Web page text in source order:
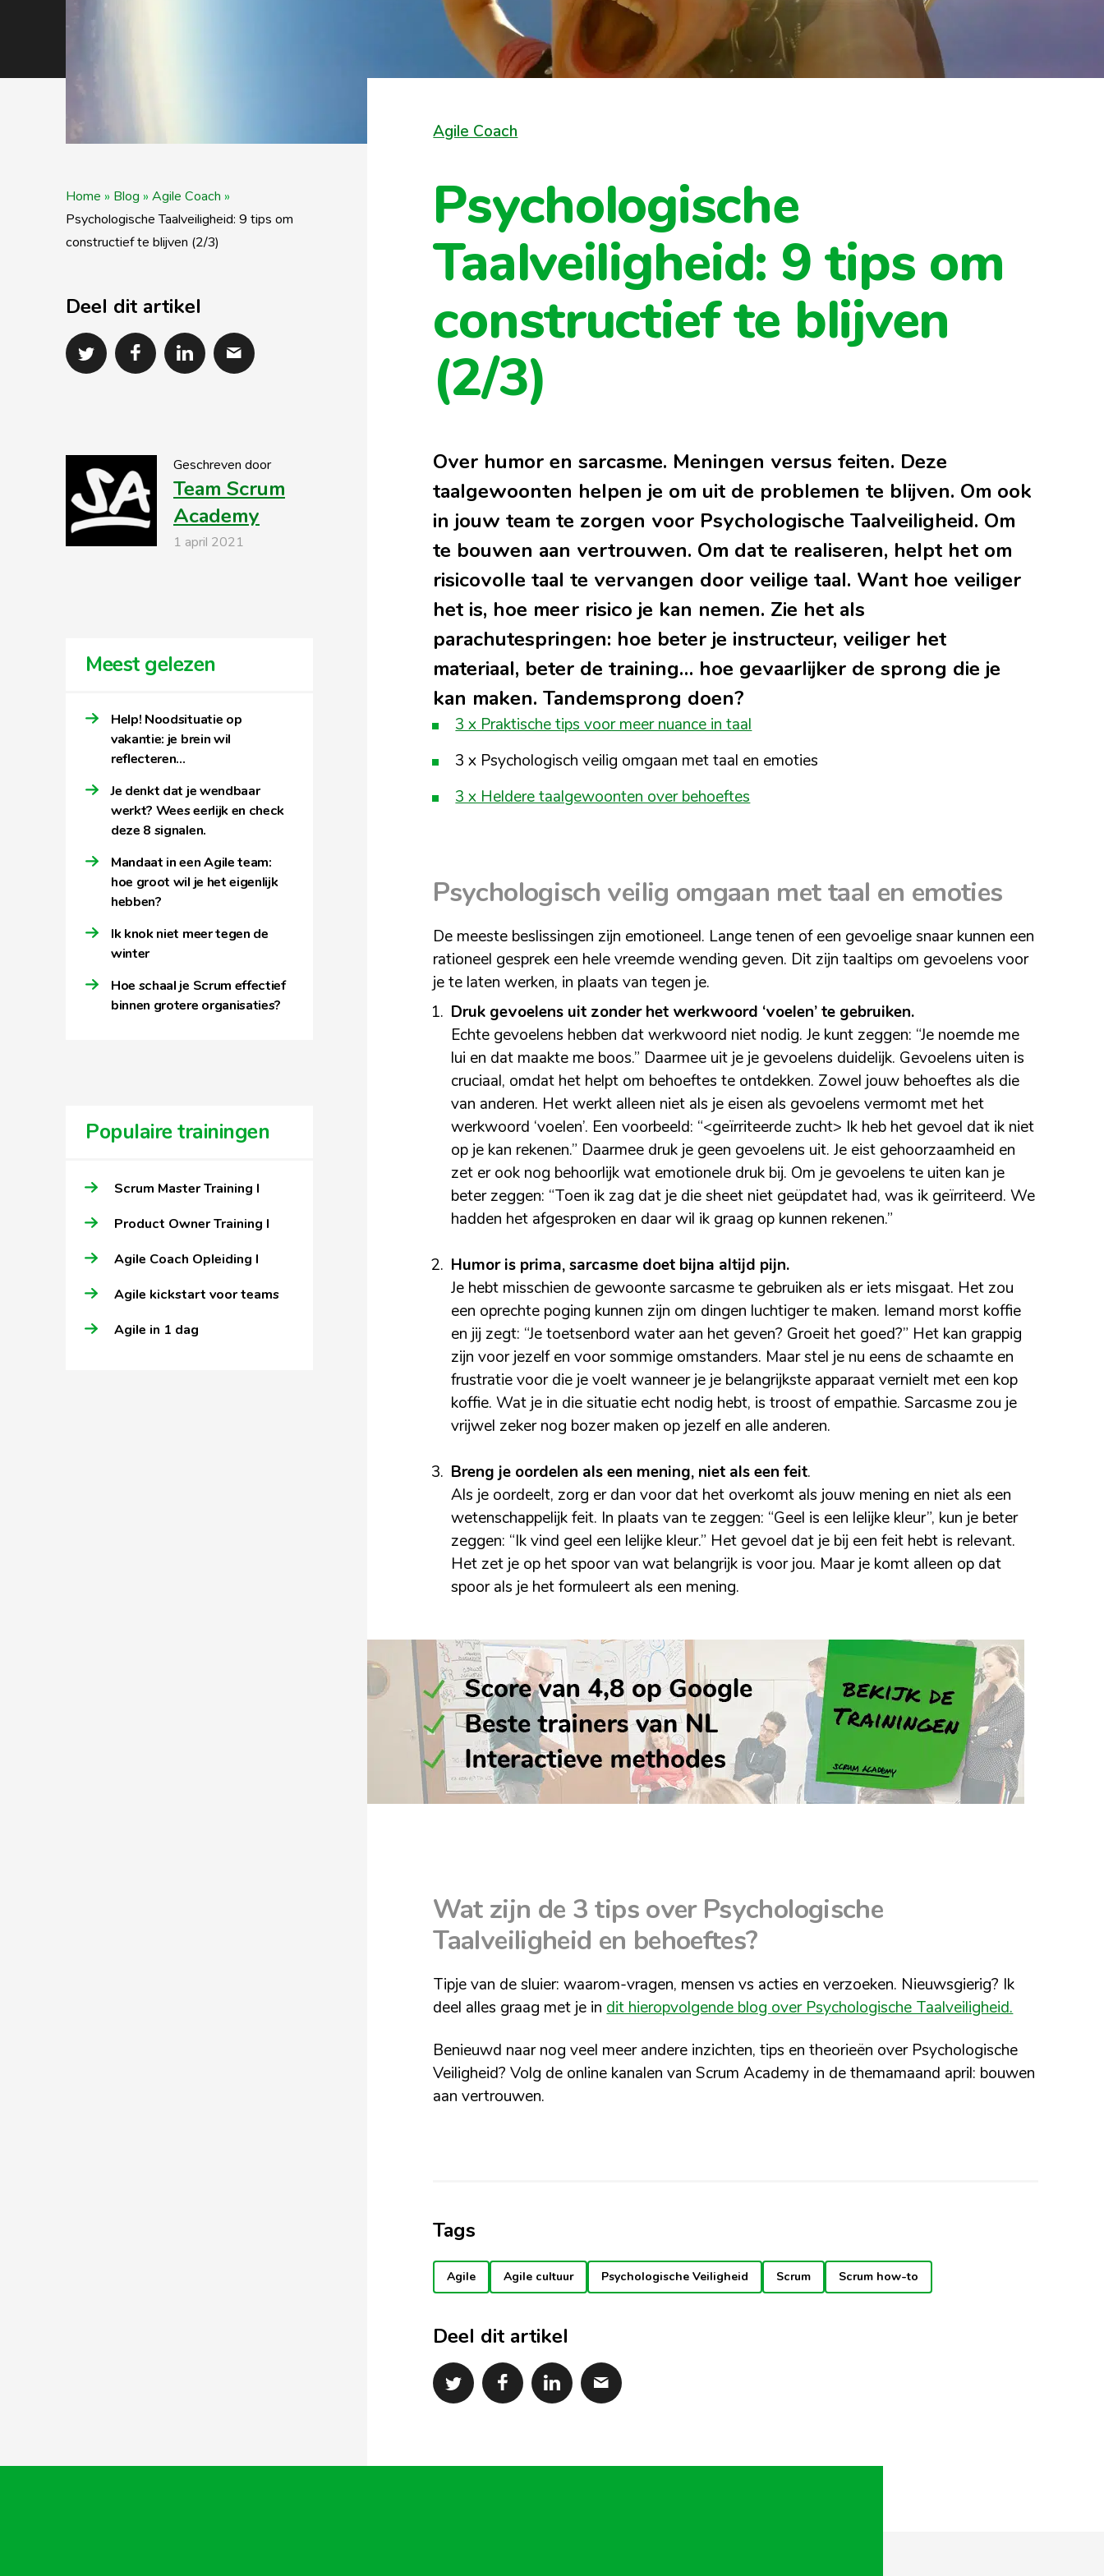
Agile Coach
Psychologische
Taalveiligheid: 9 tips om
constructief te blijven
(2/3)
Over humor en sarcasme. Meningen versus feiten. Deze
taalgewoonten helpen je om uit de problemen te blijven. Om ook
in jouw team te zorgen voor Psychologische Taalveiligheid. Om
te bouwen aan vertrouwen. Om dat te realiseren, helpt het om
risicovolle taal te vervangen door veilige taal. Want hoe veiliger
het is, hoe meer risico je kan nemen. Zie het als
parachutespringen: hoe beter je instructeur, veiliger het
materiaal, beter de training… hoe gevaarlijker de sprong die je
kan maken. Tandemsprong doen?
3 x Praktische tips voor meer nuance in taal
3 x Psychologisch veilig omgaan met taal en emoties
3 x Heldere taalgewoonten over behoeftes
Psychologisch veilig omgaan met taal en emoties
De meeste beslissingen zijn emotioneel. Lange tenen of een gevoelige snaar kunnen een
rationeel gesprek een hele vreemde wending geven. Dit zijn taaltips om gevoelens voor
je te laten werken, in plaats van tegen je.
Druk gevoelens uit zonder het werkwoord ‘voelen’ te gebruiken.
Echte gevoelens hebben dat werkwoord niet nodig. Je kunt zeggen: “Je noemde me
lui en dat maakte me boos.” Daarmee uit je je gevoelens duidelijk. Gevoelens uiten is
cruciaal, omdat het helpt om behoeftes te ontdekken. Zowel jouw behoeftes als die
van anderen. Het werkt alleen niet als je eisen als gevoelens vermomt met het
werkwoord ‘voelen’. Een voorbeeld: “<geïrriteerde zucht> Ik heb het gevoel dat ik niet
op je kan rekenen.” Daarmee druk je geen gevoelens uit. Je eist gehoorzaamheid en
zet er ook nog behoorlijk wat emotionele druk bij. Om je gevoelens te uiten kan je
beter zeggen: “Toen ik zag dat je die sheet niet geüpdatet had, was ik geïrriteerd. We
hadden het afgesproken en daar wil ik graag op kunnen rekenen.”
Humor is prima, sarcasme doet bijna altijd pijn.
Je hebt misschien de gewoonte sarcasme te gebruiken als er iets misgaat. Het zou
een oprechte poging kunnen zijn om dingen luchtiger te maken. Iemand morst koffie
en jij zegt: “Je toetsenbord water aan het geven? Groeit het goed?” Het kan grappig
zijn voor jezelf en voor sommige omstanders. Maar stel je nu eens de schaamte en
frustratie voor die je voelt wanneer je je belangrijkste apparaat vernielt met een kop
koffie. Wat je in die situatie echt nodig hebt, is troost of empathie. Sarcasme zou je
vrijwel zeker nog bozer maken op jezelf en alle anderen.
Breng je oordelen als een mening, niet als een feit.
Als je oordeelt, zorg er dan voor dat het overkomt als jouw mening en niet als een
wetenschappelijk feit. In plaats van te zeggen: “Geel is een lelijke kleur”, kun je beter
zeggen: “Ik vind geel een lelijke kleur.” Het gevoel dat je bij een feit hebt is relevant.
Het zet je op het spoor van wat belangrijk is voor jou. Maar je komt alleen op dat
spoor als je het formuleert als een mening.
Wat zijn de 3 tips over Psychologische
Taalveiligheid en behoeftes?
Tipje van de sluier: waarom-vragen, mensen vs acties en verzoeken. Nieuwsgierig? Ik
deel alles graag met je indit hieropvolgende blog over Psychologische Taalveiligheid.
Benieuwd naar nog veel meer andere inzichten, tips en theorieën over Psychologische
Veiligheid? Volg de online kanalen van Scrum Academy in de themamaand april: bouwen
aan vertrouwen.
Tags
Agile Agile cultuur Psychologische Veiligheid Scrum Scrum how-to
Deel dit artikel
Home » Blog » Agile Coach »
Psychologische Taalveiligheid: 9 tips om
constructief te blijven (2/3)
Deel dit artikel
Geschreven door
Team Scrum
Academy
1 april 2021
Meest gelezen
Help! Noodsituatie op
vakantie: je brein wil
reflecteren…
Je denkt dat je wendbaar
werkt? Wees eerlijk en check
deze 8 signalen.
Mandaat in een Agile team:
hoe groot wil je het eigenlijk
hebben?
Ik knok niet meer tegen de
winter
Hoe schaal je Scrum effectief
binnen grotere organisaties?
Populaire trainingen
Scrum Master Training I
Product Owner Training I
Agile Coach Opleiding I
Agile kickstart voor teams
Agile in 1 dag